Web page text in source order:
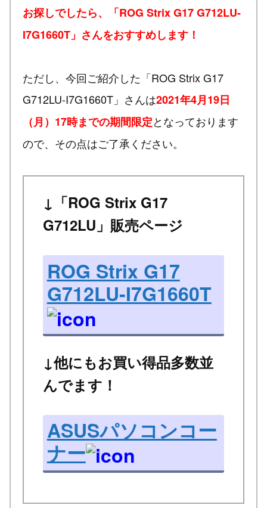
お探しでしたら、「ROG Strix G17 G712LU-
I7G1660T」さんをおすすめします！
ただし、今回ご紹介した「ROG Strix G17
G712LU-I7G1660T」さんは2021年4月19日
（月）17時までの期間限定となっております
ので、その点はご了承ください。
↓「ROG Strix G17
G712LU」販売ページ
ROG Strix G17
G712LU-I7G1660T
↓他にもお買い得品多数並
んでます！
ASUSパソコンコー
ナー